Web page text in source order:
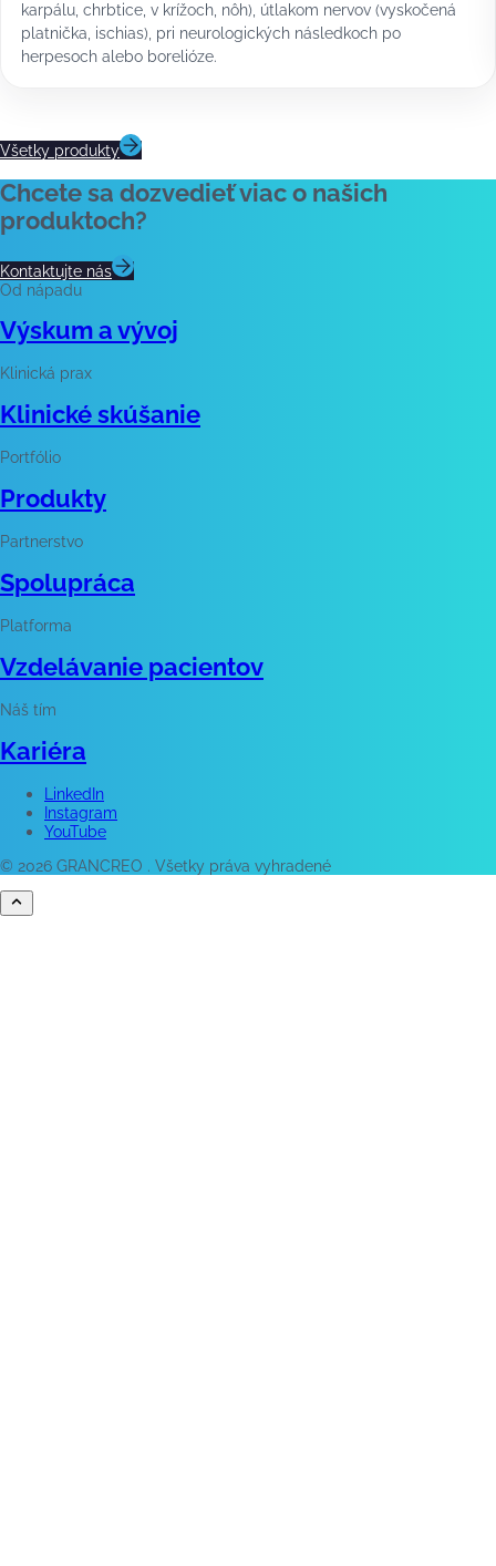
karpálu, chrbtice, v krížoch, nôh), útlakom nervov (vyskočená
platnička, ischias), pri neurologických následkoch po
herpesoch alebo borelióze.
Všetky produkty
Chcete sa dozvedieť viac o našich
produktoch?
Kontaktujte nás
Od nápadu
Výskum a vývoj
Klinická prax
Klinické skúšanie
Portfólio
Produkty
Partnerstvo
Spolupráca
Platforma
Vzdelávanie pacientov
Náš tím
Kariéra
LinkedIn
Instagram
YouTube
© 2026 GRANCREO . Všetky práva vyhradené